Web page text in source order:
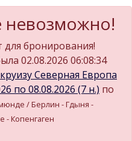
невозможно!
бронирования!
02.08.2026 06:08:34
круизу Северная Европа
по 08.08.2026 (7 н.) по
/ Берлин - Гдыня -
- Копенгаген